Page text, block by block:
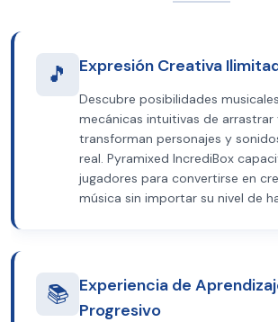
🎵 Expresión Creativa
Descubre posibilidades
mecánicas intuitivas de arrastrar
transforman personajes y
real. Pyramixed IncrediBox
jugadores para convertirse en
música sin importar su nivel de
📚 Experiencia de
Progresivo